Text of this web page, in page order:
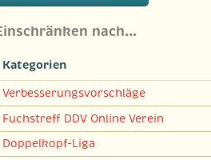
nach…
Kategorien
Verbesserungsvorschläge
Fuchstreff DDV Online Verein
Doppelkopf-Liga